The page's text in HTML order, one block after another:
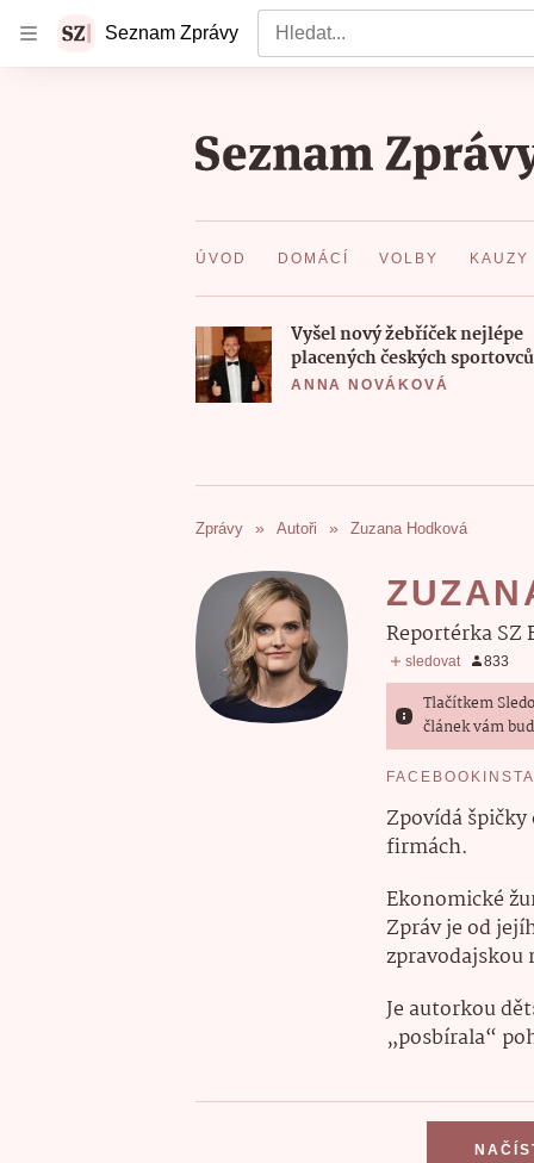
Seznam Zprávy
Vyhledat
ÚVOD DOMÁCÍ VOLBY KAUZY
Vyšel nový žebříček nejlépe
placených českých sportovců
ANNA NOVÁKOVÁ
Zprávy Autoři Zuzana Hodková
reportérka SZ
Tlačítkem
článek vám
FACEBOOK
Zpovídá
firmách.
Ekonomické
Zpráv je od
zpravodajskou
Je autorkou
„posbírala“